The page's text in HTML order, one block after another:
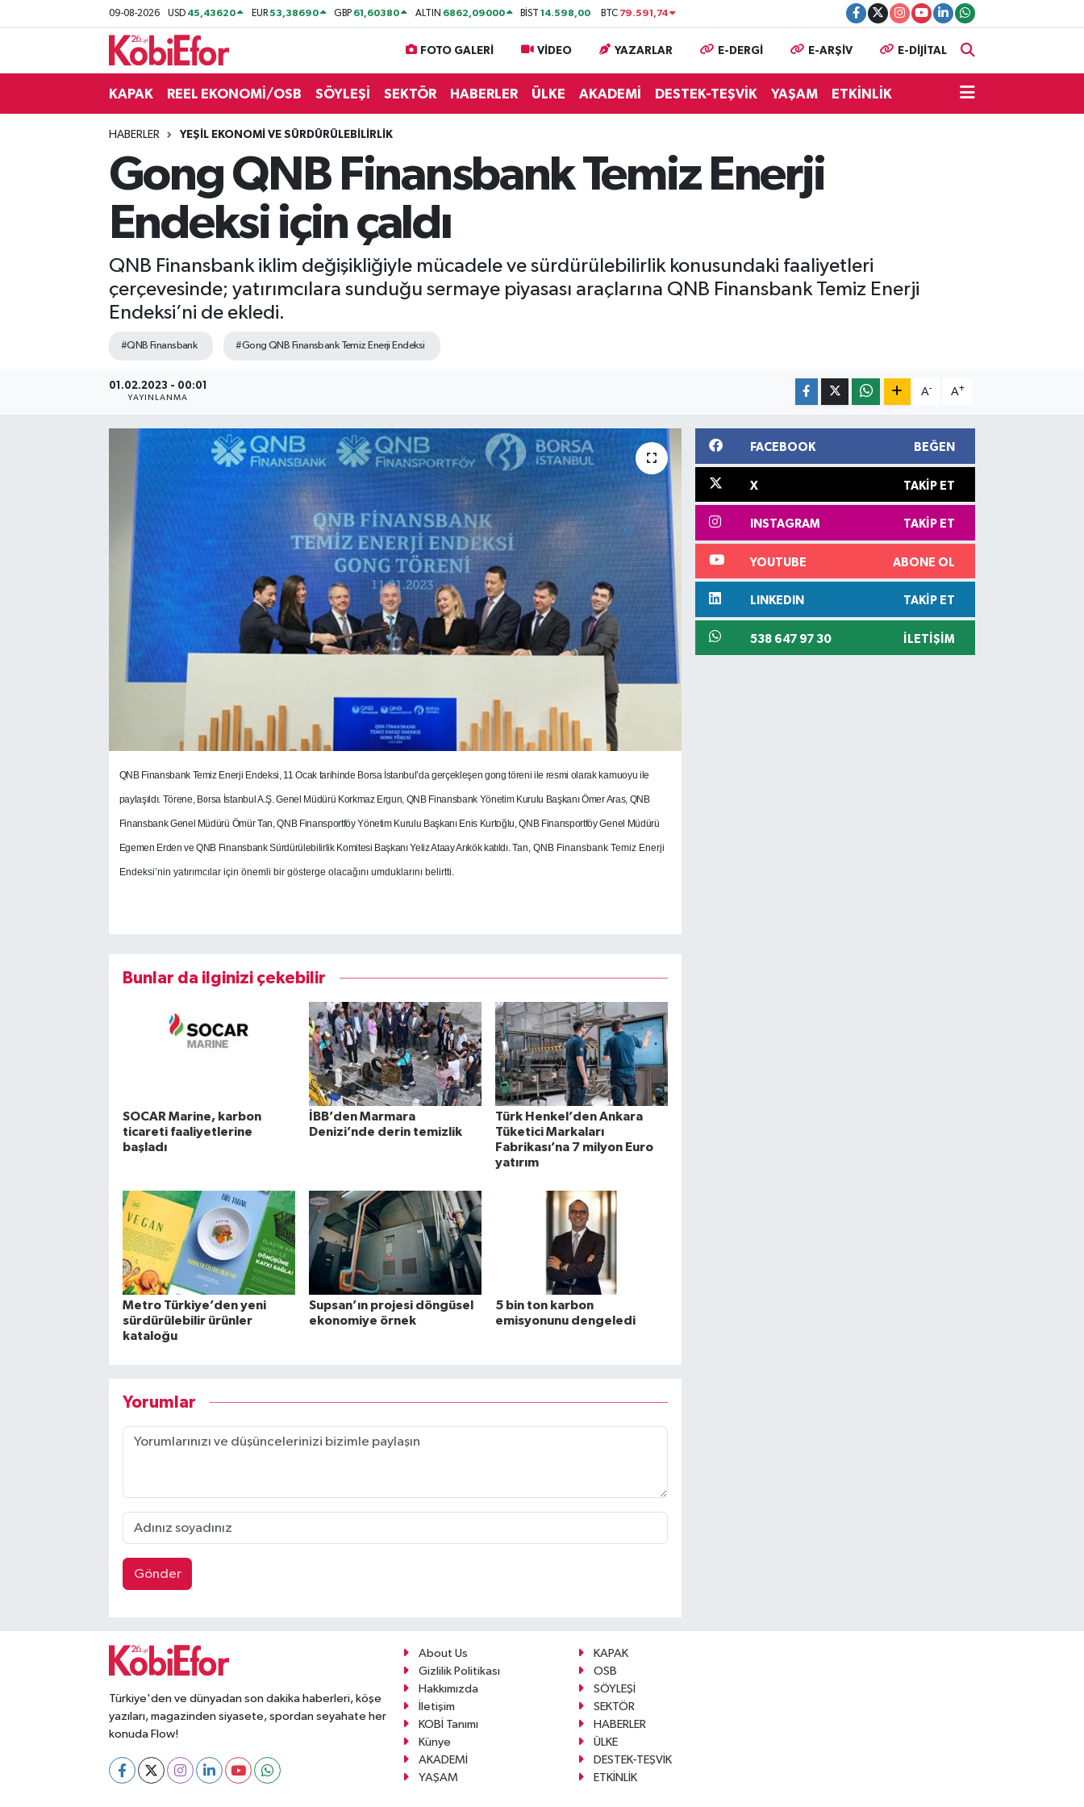
09-08-2026 USD 45,43620 EUR53,38690 GBP 61,60380 ALTIN 6862,09000 BİST14.598,00 BTC 79.591,74
FOTO GALERİ VİDEO YAZARLAR E-DERGİ E-ARŞİV E-DİJİTAL
KAPAK REEL EKONOMİ/OSB SÖYLEŞİ SEKTÖR HABERLER ÜLKE AKADEMİ DESTEK-TEŞVİK YAŞAM ETKİNLİK
HABERLER YEŞİL EKONOMİ VE SÜRDÜRÜLEBİLİRLİK
Gong QNB Finansbank Temiz Enerji
Endeksi için çaldı
QNB Finansbank iklim değişikliğiyle mücadele ve sürdürülebilirlik konusundaki faaliyetleri
çerçevesinde; yatırımcılara sunduğu sermaye piyasası araçlarına QNB Finansbank Temiz Enerji
Endeksi’ni de ekledi.
#QNB Finansbank #Gong QNB Finansbank Temiz Enerji Endeksi
01.02.2023 - 00:01
YAYINLANMA
A- A+
QNB Finansbank Temiz Enerji Endeksi, 11 Ocak tarihinde Borsa İstanbul’da gerçekleşen gong töreni ile resmi olarak kamuoyu ile
paylaşıldı. Törene, Borsa İstanbul A.Ş. Genel Müdürü Korkmaz Ergun, QNB Finansbank Yönetim Kurulu Başkanı Ömer Aras, QNB
Finansbank Genel Müdürü Ömür Tan, QNB Finansportföy Yönetim Kurulu Başkanı Enis Kurtoğlu, QNB Finansportföy Genel Müdürü
Egemen Erden ve QNB Finansbank Sürdürülebilirlik Komitesi Başkanı Yeliz Ataay Arıkök katıldı.Tan, QNB Finansbank Temiz Enerji
Endeksi’nin yatırımcılar için önemli bir gösterge olacağını umduklarını belirtti.
Bunlar da ilginizi çekebilir
SOCAR Marine, karbon
ticareti faaliyetlerine
başladı
İBB’den Marmara
Denizi’nde derin temizlik
Türk Henkel’den Ankara
Tüketici Markaları
Fabrikası’na 7 milyon Euro
yatırım
Metro Türkiye’den yeni
sürdürülebilir ürünler
kataloğu
Supsan’ın projesi döngüsel
ekonomiye örnek
5 bin ton karbon
emisyonunu dengeledi
Yorumlar
Gönder
FACEBOOK BEĞEN
X TAKIP ET
INSTAGRAM TAKIP ET
YOUTUBE ABONE OL
LINKEDIN TAKIP ET
538 647 97 30 İLETIŞIM
Türkiye'den ve dünyadan son dakika haberleri, köşe
yazıları, magazinden siyasete, spordan seyahate her
konuda Flow!
About Us
KAPAK
Gizlilik Politikası
OSB
Hakkımızda
SÖYLEŞİ
İletişim
SEKTÖR
KOBİ Tanımı
HABERLER
Künye
ÜLKE
AKADEMİ
DESTEK-TEŞVİK
YAŞAM
ETKİNLİK
BİLİŞİM PANO
HABERLER
ŞİRKET PANO